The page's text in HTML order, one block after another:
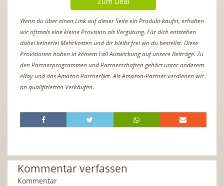
Wenn du über einen Link auf dieser Seite ein Produkt kaufst, erhalten
wir oftmals eine kleine Provision als Vergütung. Für dich entstehen
dabei keinerlei Mehrkosten und dir bleibt frei wo du bestellst. Diese
Provisionen haben in keinem Fall Auswirkung auf unsere Beiträge. Zu
den Partnerprogrammen und Partnerschaften gehört unter anderem
eBay und das Amazon PartnerNet. Als Amazon-Partner verdienen wir
an qualifizierten Verkäufen.
Kommentar verfassen
Kommentar